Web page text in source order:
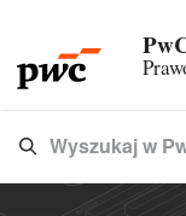
Type 3 or more
Wyszukaj w